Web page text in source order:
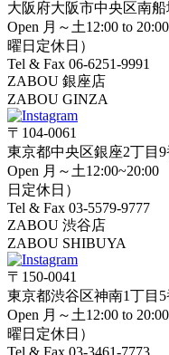
大阪府大阪市中央区南
Open 月～土12:00 to
曜日定休日）
Tel & Fax 06-6251-9991
ZABOU 銀座店
ZABOU GINZA
〒104-0061
東京都中央区銀座2丁目
Open 月～土
日定休日）
Tel & Fax 03-5579-9777
ZABOU 渋谷店
ZABOU SHIBUYA
〒150-0041
東京都渋谷区神南1丁目
Open 月～土12:00 to
曜日定休日）